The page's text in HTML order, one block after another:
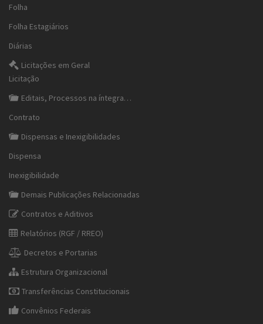
Folha
Folha Estagiários
Diárias
Licitações em Geral
Licitação
Editais, Processos na íntegra…
Contrato
Dispensas e Inexigibilidades
Dispensa
Inexigibilidade
Demais Publicações Relacionadas
Contratos e Aditivos
Relatórios (RGF / RREO)
Decretos e Portarias
Estrutura Organizacional
Transferências Constitucionais
Convênios Federais